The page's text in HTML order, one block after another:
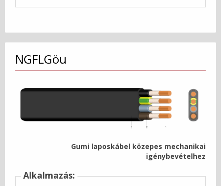
NGFLGöu
Gumi laposkábel közepes mechanikai
igénybevételhez
Alkalmazás: